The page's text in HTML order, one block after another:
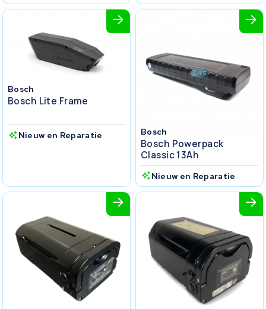
Bosch
Bosch Lite Frame
Nieuw en Reparatie Bosch
Bosch Powerpack
Classic 13Ah
Nieuw en Reparatie